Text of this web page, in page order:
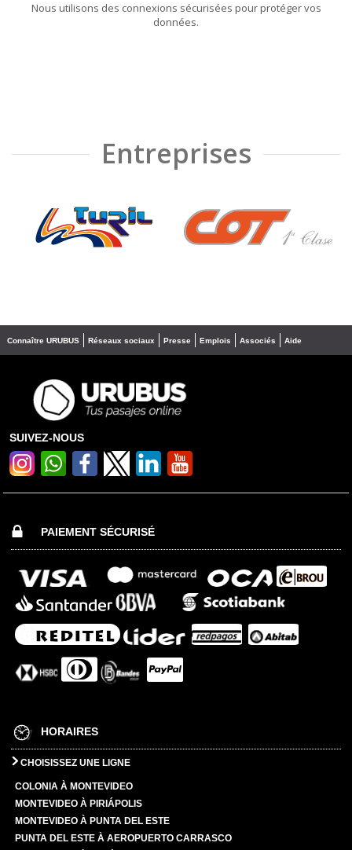
Nous utilisons des connexions sécurisées pour protéger vos
données.
Entreprises
❮ ❯
Connaître URUBUS Réseaux sociaux Presse Emplois Associés Aide
SUIVEZ-NOUS
PAIEMENT SÉCURISÉ
HORAIRES
CHOISISSEZ UNE LIGNE
COLONIA À MONTEVIDEO
MONTEVIDEO À PIRIÁPOLIS
MONTEVIDEO À PUNTA DEL ESTE
PUNTA DEL ESTE À AEROPUERTO CARRASCO